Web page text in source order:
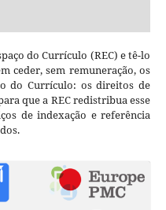
do Currículo (REC) e tê-lo
ceder, sem remuneração, os
do Currículo: os direitos de
que a REC redistribua esse
de indexação e referência